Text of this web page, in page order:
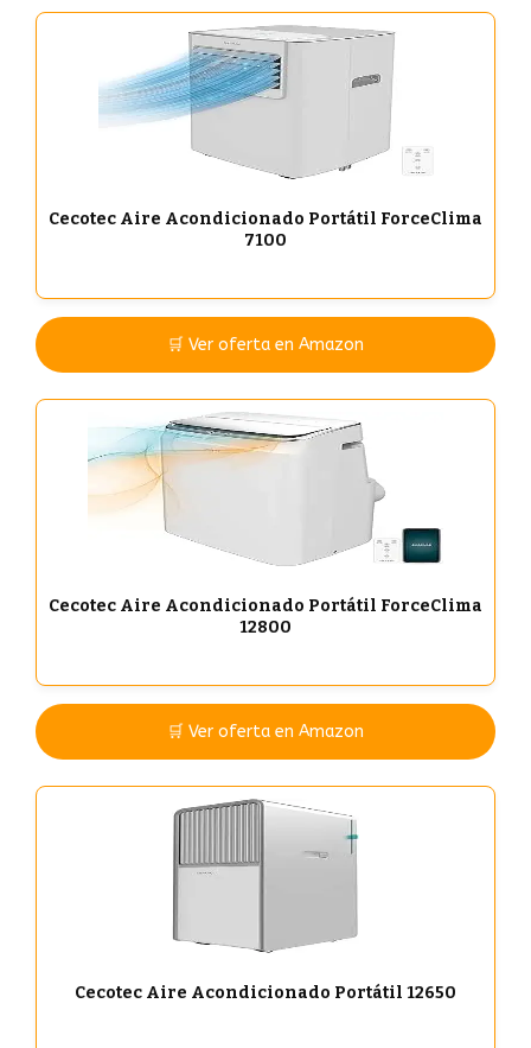
Cecotec Aire Acondicionado Portátil ForceClima
7100
🛒 Ver oferta en Amazon
Cecotec Aire Acondicionado Portátil ForceClima
12800
🛒 Ver oferta en Amazon
Cecotec Aire Acondicionado Portátil 12650